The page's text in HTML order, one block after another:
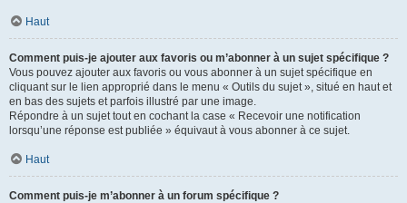
Haut
Comment puis-je ajouter aux favoris ou m’abonner à un sujet spécifique ?
Vous pouvez ajouter aux favoris ou vous abonner à un sujet spécifique en
cliquant sur le lien approprié dans le menu « Outils du sujet », situé en haut et
en bas des sujets et parfois illustré par une image.
Répondre à un sujet tout en cochant la case « Recevoir une notification
lorsqu’une réponse est publiée » équivaut à vous abonner à ce sujet.
Haut
Comment puis-je m’abonner à un forum spécifique ?